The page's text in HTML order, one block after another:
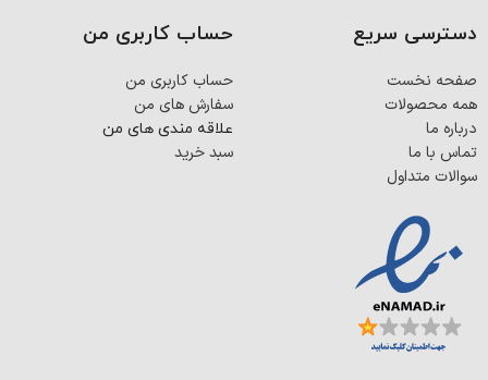
دسترسی سریع
صفحه نخست
همه محصولات
درباره ما
تماس با ما
سوالات متداول
حساب کاربری من
حساب کاربری من
سفارش های من
علاقه مندی های من
سبد خرید